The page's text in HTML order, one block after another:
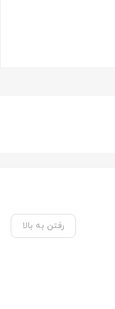
رفتن به بالا